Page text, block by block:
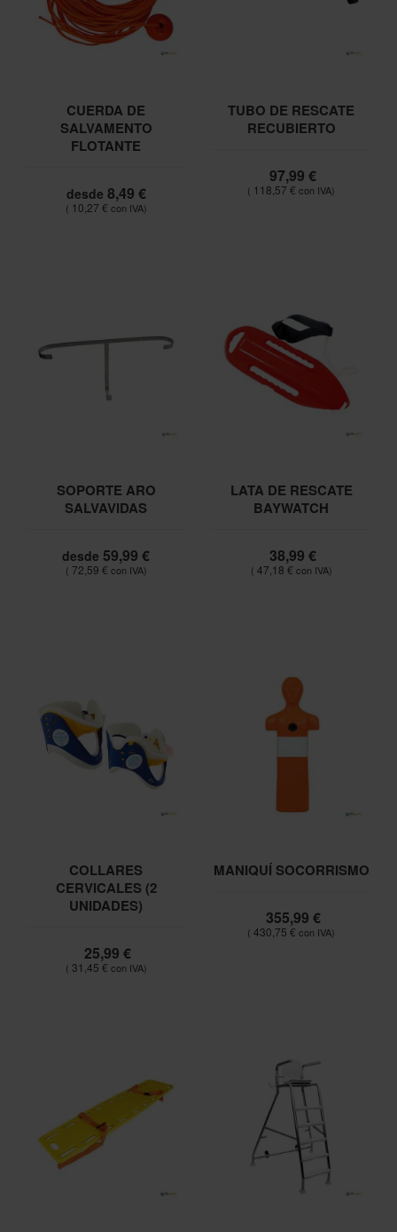
CUERDA DE
SALVAMENTO
FLOTANTE
desde 8,49 €
10,27 €
TUBO DE RESCATE
RECUBIERTO
97,99 €
118,57 €
SOPORTE ARO
SALVAVIDAS
desde 59,99 €
72,59 €
LATA DE RESCATE
BAYWATCH
38,99 €
47,18 €
COLLARES
CERVICALES (2
UNIDADES)
25,99 €
31,45 €
MANIQUÍ SOCORRISMO
355,99 €
430,75 €